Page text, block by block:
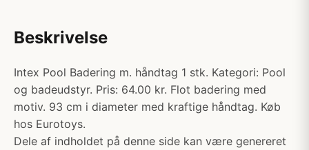
Beskrivelse
Intex Pool Badering m. håndtag 1 stk. Kategori: Pool
og badeudstyr. Pris: 64.00 kr. Flot badering med
motiv. 93 cm i diameter med kraftige håndtag. Køb
hos Eurotoys.
Dele af indholdet på denne side kan være genereret